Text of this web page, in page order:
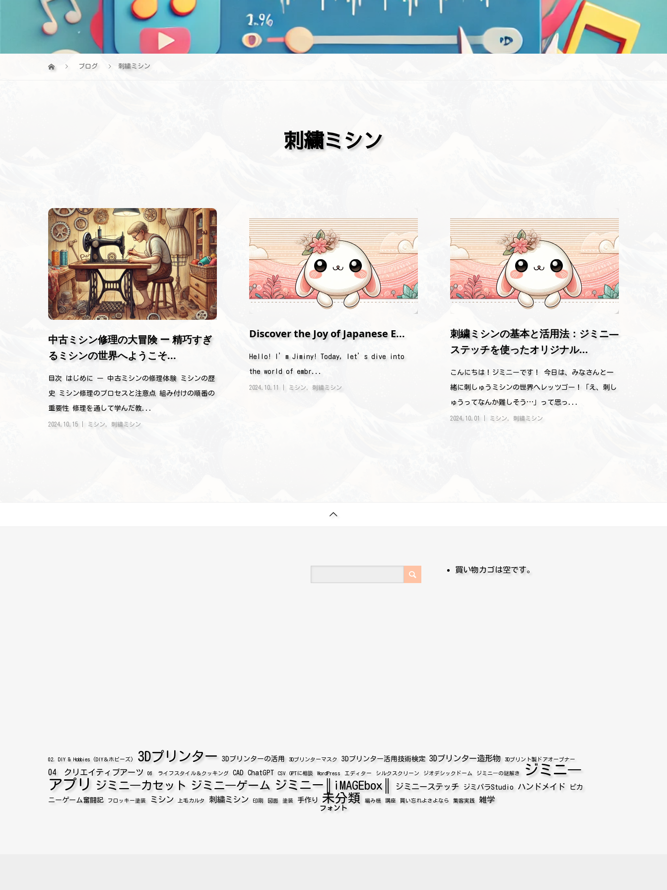
ブログ 刺繍ミシン
刺繍ミシン
中古ミシン修理の大冒険 ー 精巧すぎ
るミシンの世界へようこそ...
目次 はじめに ー 中古ミシンの修理体験 ミシンの歴
史 ミシン修理のプロセスと注意点 組み付けの順番の
重要性 修理を通して学んだ教...
2024.10.15 ミシン 刺繍ミシン
Discover the Joy of Japanese E...
Hello! I’m Jiminy! Today, let’s dive into
the world of embr...
2024.10.11 ミシン 刺繍ミシン
刺繍ミシンの基本と活用法：ジミニ―
ステッチを使ったオリジナル...
こんにちは！ジミニーです！ 今日は、みなさんと一
緒に刺しゅうミシンの世界へレッツゴー！「え、刺し
ゅうってなんか難しそう…」って思っ...
2024.10.01 ミシン 刺繍ミシン
買い物カゴは空です。
02. DIY & Hobbies (DIY＆ホビーズ) 3Dプリンター 3Dプリンターの活用 3Dプリンターマスク 3Dプリンター活用技術検定 3Dプリンター造形物 3Dプリント製ドアオープナー
04 クリエイティブアーツ 06 ライフスタイル＆クッキング CAD ChatGPT CSV GPTに相談 WordPress エディター シルクスクリーン ジオデシックドーム ジミニ―の謎解き
ジミニ―
アプリ
ジミニ―カセット ジミニ―ゲーム ジミニー║iMAGEbox║ ジミニーステッチ ジミパラStudio ハンドメイド
ピカ
ニーゲーム奮闘記
フロッキー塗装 ミシン 上毛カルタ 刺繍ミシン 印刷 図面 塗装 手作り 未分類 編み機 講座 買い忘れよさよなら 集客実践 雑学
フォント